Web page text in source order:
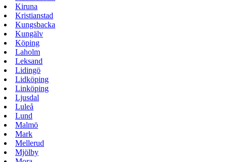
Kiruna
Kristianstad
Kungsbacka
Kungälv
Köping
Laholm
Leksand
Lidingö
Lidköping
Linköping
Ljusdal
Luleå
Lund
Malmö
Mark
Mellerud
Mjölby